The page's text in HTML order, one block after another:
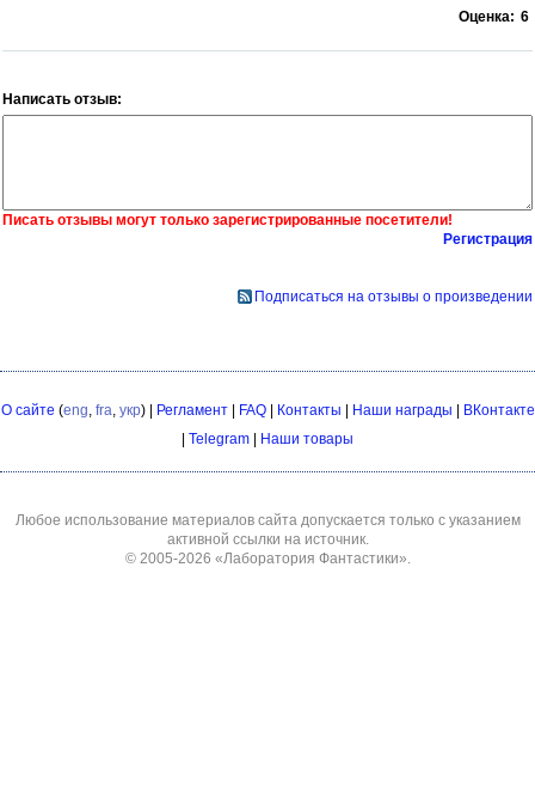
Оценка: 6
Написать отзыв:
Писать отзывы могут только зарегистрированные посетители!
Регистрация
Подписаться на отзывы о произведении
О сайте (eng fra укр) | Регламент| FAQ| Контакты | Наши награды | ВКонтакте
| Telegram | Наши товары
Любое использование материалов сайта допускается только с указанием
активной ссылки на источник.
© 2005-2026 «Лаборатория Фантастики»